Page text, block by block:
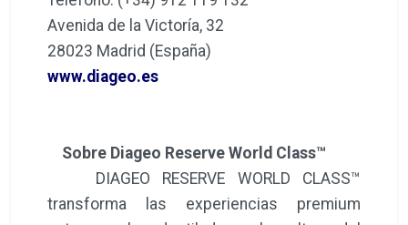
Avenida de la Victoría, 32
28023 Madrid (España)
www.diageo.es
Sobre Diageo Reserve World Class™
DIAGEO RESERVE WORLD CLASS™
transforma las experiencias premium